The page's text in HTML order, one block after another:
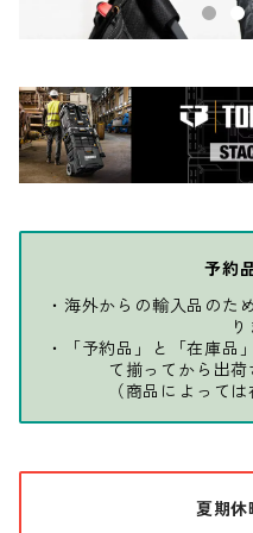
予約
・海外からの輸入品のた
り
・「予約品」と「在庫品
て揃ってから出荷
（商品によっては
夏期休